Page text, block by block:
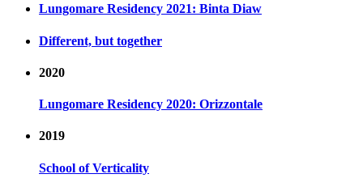
Lungomare Residency 2021: Binta Diaw
Different, but together
2020
Lungomare Residency 2020: Orizzontale
2019
School of Verticality